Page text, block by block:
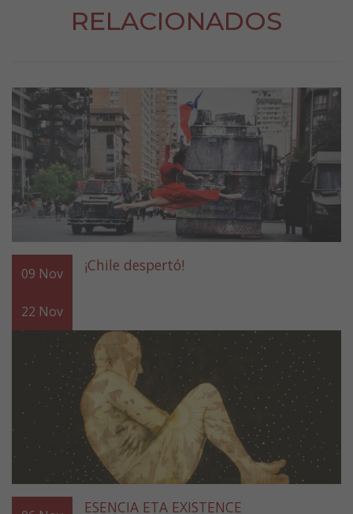
RELACIONADOS
09 Nov
22 Nov
¡Chile despertó!
ESENCIA ETA EXISTENCE